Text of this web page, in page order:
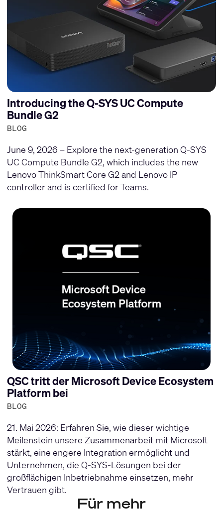
Introducing the Q-SYS UC Compute
Bundle G2
BLOG
June 9, 2026 – Explore the next-generation Q-SYS
UC Compute Bundle G2, which includes the new
Lenovo ThinkSmart Core G2 and Lenovo IP
controller and is certified for Teams.
QSC tritt der Microsoft Device Ecosystem
Platform bei
BLOG
21. Mai 2026: Erfahren Sie, wie dieser wichtige
Meilenstein unsere Zusammenarbeit mit Microsoft
stärkt, eine engere Integration ermöglicht und
Unternehmen, die Q-SYS-Lösungen bei der
großflächigen Inbetriebnahme einsetzen, mehr
Vertrauen gibt.
Für mehr